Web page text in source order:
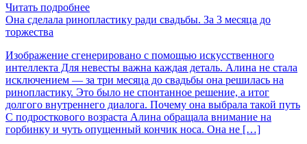
Читать подробнее
Она сделала ринопластику ради свадьбы. За 3 месяца до
торжества
Изображение сгенерировано с помощью искусственного
интеллекта Для невесты важна каждая деталь. Алина не стала
исключением — за три месяца до свадьбы она решилась на
ринопластику. Это было не спонтанное решение, а итог
долгого внутреннего диалога. Почему она выбрала такой путь
С подросткового возраста Алина обращала внимание на
горбинку и чуть опущенный кончик носа. Она не […]